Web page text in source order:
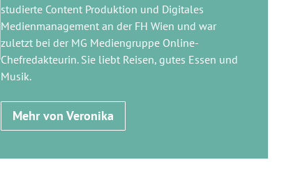
studierte Content Produktion und Digitales
Medienmanagement an der FH Wien und war
zuletzt bei der MG Mediengruppe Online-
Chefredakteurin. Sie liebt Reisen, gutes Essen und
Musik.
Mehr von Veronika